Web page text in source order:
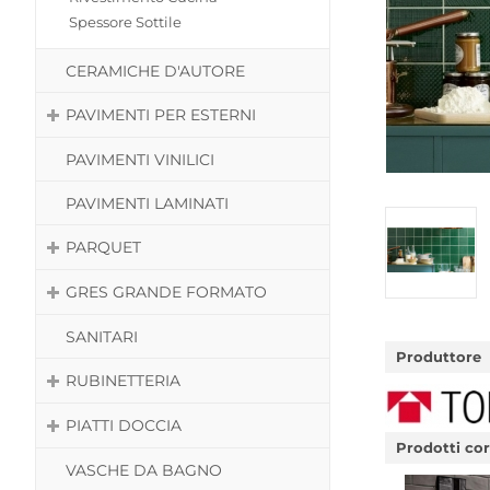
Spessore Sottile
CERAMICHE D'AUTORE
PAVIMENTI PER ESTERNI
PAVIMENTI VINILICI
PAVIMENTI LAMINATI
PARQUET
GRES GRANDE FORMATO
SANITARI
RUBINETTERIA
PIATTI DOCCIA
VASCHE DA BAGNO
Produttore
Prodotti